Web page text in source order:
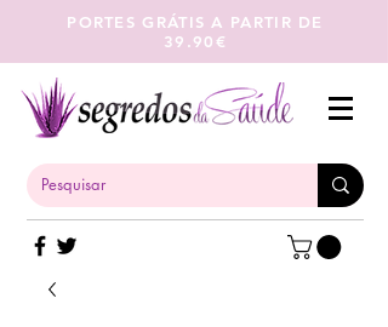
PORTES GRÁTIS A PARTIR DE
39.90€